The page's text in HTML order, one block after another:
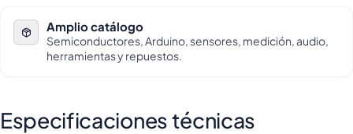
Amplio catálogo
Semiconductores, Arduino, sensores, medición, audio,
herramientas y repuestos.
Especificaciones técnicas